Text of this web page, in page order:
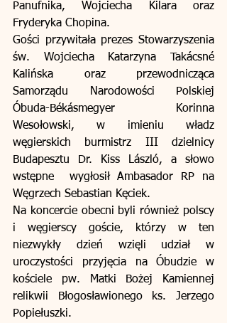
Panufnika, Wojciecha Kilara oraz
Fryderyka Chopina.
Gości przywitała prezes Stowarzyszenia
św. Wojciecha Katarzyna Takácsné
Kalińska oraz przewodnicząca
Samorządu Narodowości Polskiej
Óbuda-Békásmegyer Korinna
Wesołowski, w imieniu władz
węgierskich burmistrz III dzielnicy
Budapesztu Dr. Kiss László, a słowo
wstępne  wygłosił Ambasador RP na
Węgrzech Sebastian Kęciek.
Na koncercie obecni byli również polscy
i węgierscy goście, którzy w ten
niezwykły dzień wzięli udział w
uroczystości przyjęcia na Óbudzie w
kościele pw. Matki Bożej Kamiennej
relikwii Błogosławionego ks. Jerzego
Popiełuszki.